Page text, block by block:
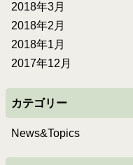
2018年3月
2018年2月
2018年1月
2017年12月
カテゴリー
News&Topics